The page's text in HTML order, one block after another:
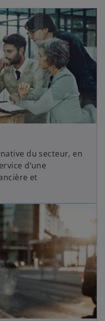
du secteur, en
d’une
et